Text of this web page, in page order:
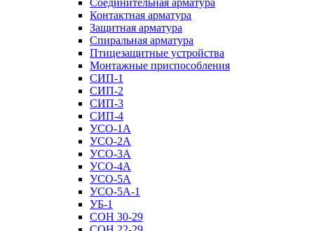
Контактная арматура
Защитная арматура
Спиральная арматура
Птицезащитные устройства
Монтажные приспособления
СИП-1
СИП-2
СИП-3
СИП-4
УСО-1А
УСО-2А
УСО-3А
УСО-4А
УСО-5А
УСО-5А-1
УБ-1
СОН 30-29